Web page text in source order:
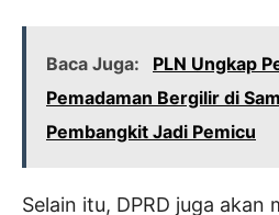
Baca Juga:
PLN Ungkap
Pemadaman Bergilir di
Pembangkit Jadi Pemicu
Selain itu, DPRD juga akan